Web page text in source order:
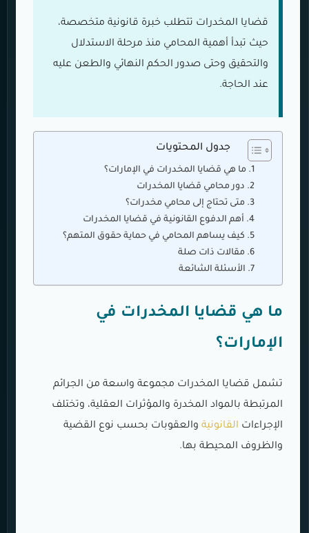
قضايا المخدرات تتطلب خبرة قانونية متخصصة،
حيث تبدأ أهمية المحامي منذ مرحلة الاستدلال
والتحقيق وحتى صدور الحكم النهائي والطعن عليه
عند الحاجة.
جدول المحتويات
ما هي قضايا المخدرات في الإمارات؟
دور محامي قضايا المخدرات
متى تحتاج إلى محامي مخدرات؟
أهم الدفوع القانونية في قضايا المخدرات
كيف يساهم المحامي في حماية حقوق المتهم؟
مقالات ذات صلة
الأسئلة الشائعة
ما هي قضايا المخدرات في
الإمارات؟
تشمل قضايا المخدرات مجموعة واسعة من الجرائم
المرتبطة بالمواد المخدرة والمؤثرات العقلية، وتختلف
الإجراءات القانونية والعقوبات بحسب نوع القضية
والظروف المحيطة بها.